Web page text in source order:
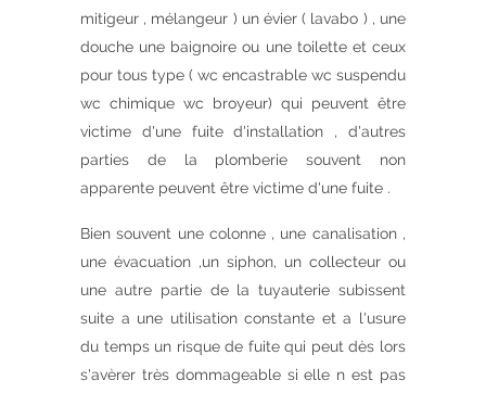
mitigeur , mélangeur ) un évier ( lavabo ) , une
douche une baignoire ou une toilette et ceux
pour tous type ( wc encastrable wc suspendu
wc chimique wc broyeur) qui peuvent être
victime d'une fuite d'installation , d'autres
parties de la plomberie souvent non
apparente peuvent être victime d'une fuite .
Bien souvent une colonne , une canalisation ,
une évacuation ,un siphon, un collecteur ou
une autre partie de la tuyauterie subissent
suite a une utilisation constante et a l'usure
du temps un risque de fuite qui peut dès lors
s'avèrer très dommageable si elle n est pas